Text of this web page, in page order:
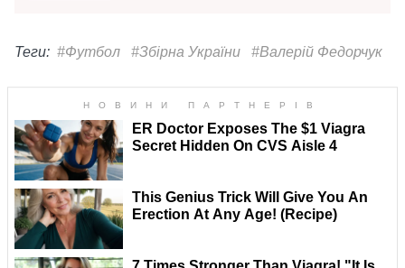
Теги: #Футбол #Збірна України #Валерій Федорчук